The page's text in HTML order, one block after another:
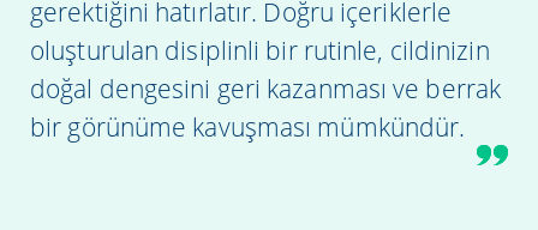
gerektiğini hatırlatır. Doğru içeriklerle
oluşturulan disiplinli bir rutinle, cildinizin
doğal dengesini geri kazanması ve berrak
bir görünüme kavuşması mümkündür.